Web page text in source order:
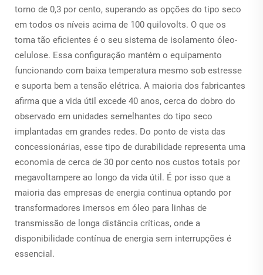
torno de 0,3 por cento, superando as opções do tipo seco
em todos os níveis acima de 100 quilovolts. O que os
torna tão eficientes é o seu sistema de isolamento óleo-
celulose. Essa configuração mantém o equipamento
funcionando com baixa temperatura mesmo sob estresse
e suporta bem a tensão elétrica. A maioria dos fabricantes
afirma que a vida útil excede 40 anos, cerca do dobro do
observado em unidades semelhantes do tipo seco
implantadas em grandes redes. Do ponto de vista das
concessionárias, esse tipo de durabilidade representa uma
economia de cerca de 30 por cento nos custos totais por
megavoltampere ao longo da vida útil. É por isso que a
maioria das empresas de energia continua optando por
transformadores imersos em óleo para linhas de
transmissão de longa distância críticas, onde a
disponibilidade contínua de energia sem interrupções é
essencial.